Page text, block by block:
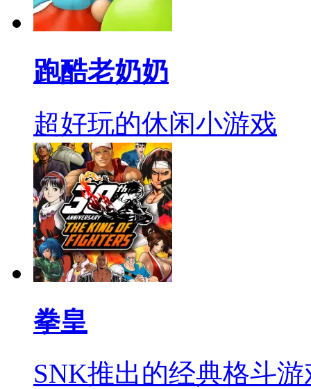
跑酷老奶奶
超好玩的休闲小游戏
拳皇
SNK推出的经典格斗